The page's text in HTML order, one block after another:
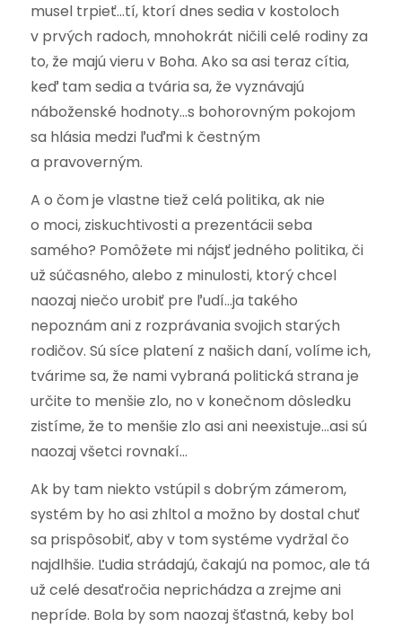
musel trpieť…tí, ktorí dnes sedia v kostoloch
v prvých radoch, mnohokrát ničili celé rodiny za
to, že majú vieru v Boha. Ako sa asi teraz cítia,
keď tam sedia a tvária sa, že vyznávajú
náboženské hodnoty…s bohorovným pokojom
sa hlásia medzi ľuďmi k čestným
a pravoverným.
A o čom je vlastne tiež celá politika, ak nie
o moci, ziskuchtivosti a prezentácii seba
samého? Pomôžete mi nájsť jedného politika, či
už súčasného, alebo z minulosti, ktorý chcel
naozaj niečo urobiť pre ľudí…ja takého
nepoznám ani z rozprávania svojich starých
rodičov. Sú síce platení z našich daní, volíme ich,
tvárime sa, že nami vybraná politická strana je
určite to menšie zlo, no v konečnom dôsledku
zistíme, že to menšie zlo asi ani neexistuje…asi sú
naozaj všetci rovnakí…
Ak by tam niekto vstúpil s dobrým zámerom,
systém by ho asi zhltol a možno by dostal chuť
sa prispôsobiť, aby v tom systéme vydržal čo
najdlhšie. Ľudia strádajú, čakajú na pomoc, ale tá
už celé desaťročia neprichádza a zrejme ani
nepríde. Bola by som naozaj šťastná, keby bol